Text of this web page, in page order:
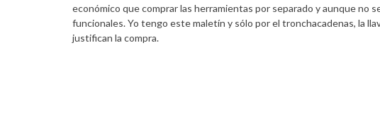
económico que comprar las herramientas por separado y aunque no
funcionales. Yo tengo este maletín y sólo por el tronchacadenas, la
justifican la compra.